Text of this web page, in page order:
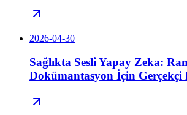
2026-04-30
Sağlıkta Sesli Yapay Zeka:
Dokümantasyon İçin Gerçekçi